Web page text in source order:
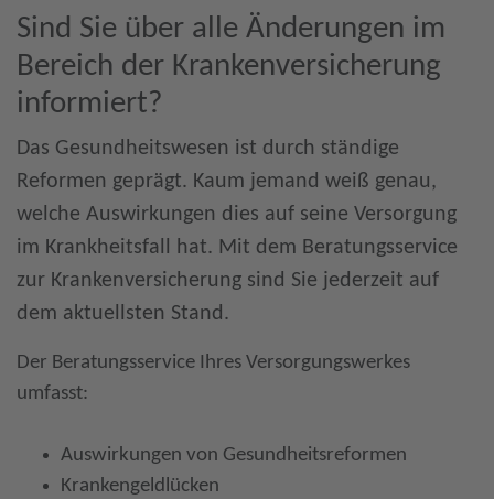
Sind Sie über alle Änderungen im
Bereich der Krankenversicherung
informiert?
Das Gesundheitswesen ist durch ständige
Reformen geprägt. Kaum jemand weiß genau,
welche Auswirkungen dies auf seine Versorgung
im Krankheitsfall hat. Mit dem Beratungsservice
zur Krankenversicherung sind Sie jederzeit auf
dem aktuellsten Stand.
Der Beratungsservice Ihres Versorgungswerkes
umfasst:
Auswirkungen von Gesundheitsreformen
Krankengeldlücken